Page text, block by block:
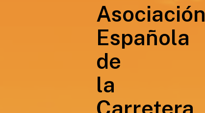
Asociación
Española
de
la
Carretera